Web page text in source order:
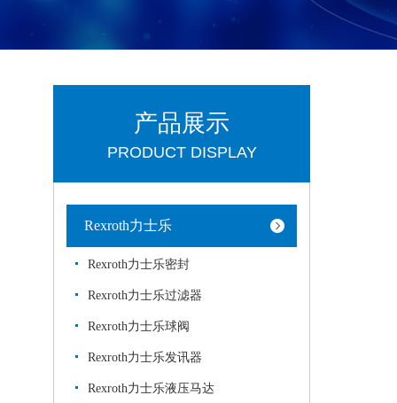
产品展示
PRODUCT DISPLAY
Rexroth力士乐
Rexroth力士乐密封
Rexroth力士乐过滤器
Rexroth力士乐球阀
Rexroth力士乐发讯器
Rexroth力士乐液压马达